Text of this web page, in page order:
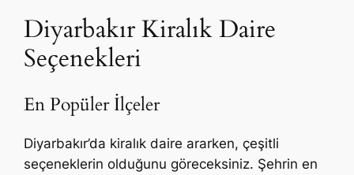
Diyarbakır Kiralık Daire
Seçenekleri
En Popüler İlçeler
Diyarbakır’da kiralık daire ararken, çeşitli
seçeneklerin olduğunu göreceksiniz. Şehrin en